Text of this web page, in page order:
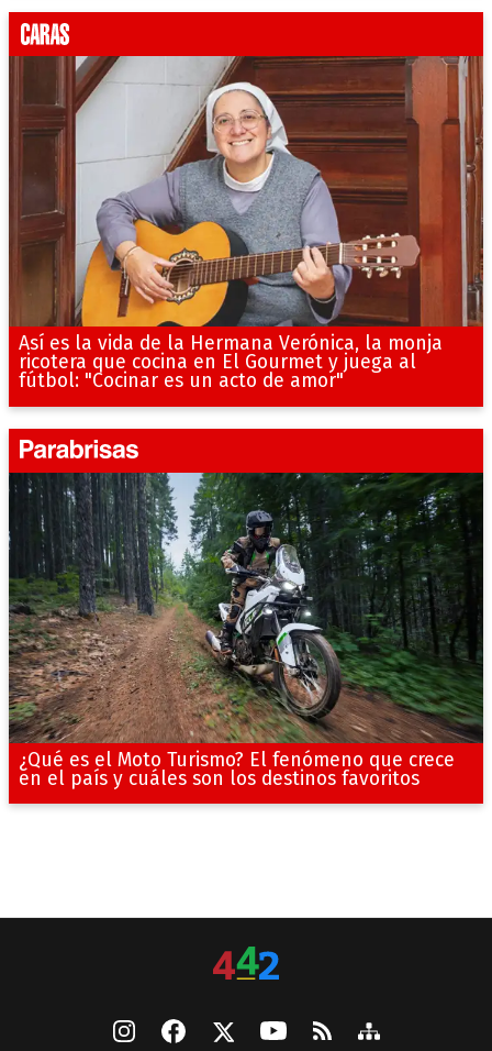
Así es la vida de la Hermana Verónica, la monja
ricotera que cocina en El Gourmet y juega al
fútbol: "Cocinar es un acto de amor"
¿Qué es el Moto Turismo? El fenómeno que crece
en el país y cuáles son los destinos favoritos